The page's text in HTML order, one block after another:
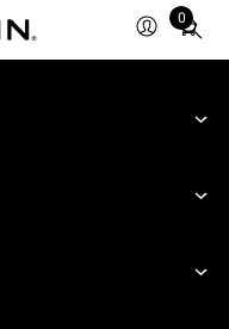
0
Total
items
cart: